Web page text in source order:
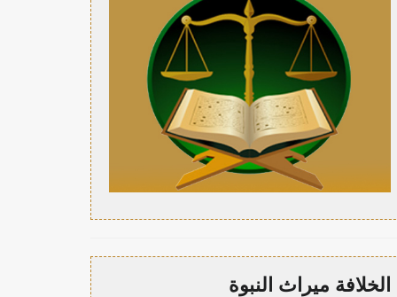
الخلافة ميراث النبوة